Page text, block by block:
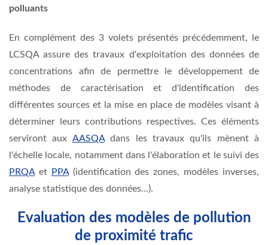
polluants
En complément des 3 volets présentés précédemment, le
LCSQA assure des travaux d'exploitation des données de
concentrations afin de permettre le développement de
méthodes de caractérisation et d'identification des
différentes sources et la mise en place de modèles visant à
déterminer leurs contributions respectives. Ces éléments
serviront aux AASQAdans les travaux qu'ils mènent à
l'échelle locale, notamment dans l'élaboration et le suivi des
PRQAet PPA(identification des zones, modèles inverses,
analyse statistique des données...).
Evaluation des modèles de pollution
de proximité trafic